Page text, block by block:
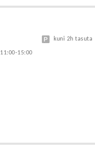
11:00-15:00
kuni 2h tasuta